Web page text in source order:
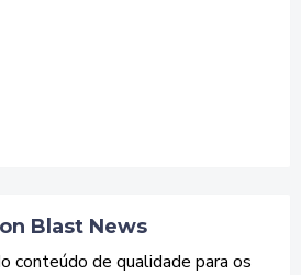
Blast News
conteúdo de qualidade para os